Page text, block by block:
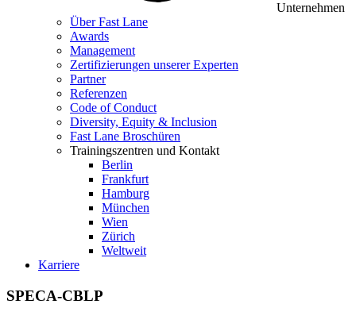
Unternehmen
Über Fast Lane
Awards
Management
Zertifizierungen unserer Experten
Partner
Referenzen
Code of Conduct
Diversity, Equity & Inclusion
Fast Lane Broschüren
Trainingszentren und Kontakt
Berlin
Frankfurt
Hamburg
München
Wien
Zürich
Weltweit
Karriere
SPECA-CBLP